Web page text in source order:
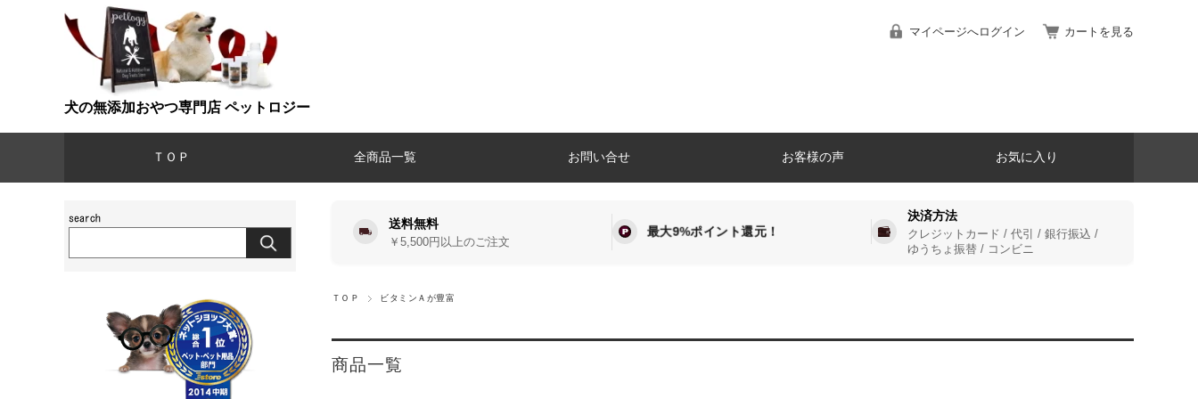
犬の無添加おやつ専門店 ペットロジー
マイページへログイン カートを見る
ＴＯＰ 全商品一覧 お問い合せ お客様の声 お気に入り
送料無料
￥5,500円以上のご注文
最大9%ポイント還元！
決済方法
クレジットカード / 代引 / 銀行振込 /
ゆうちょ振替 / コンビニ
ＴＯＰ ビタミンＡが豊富
商品一覧